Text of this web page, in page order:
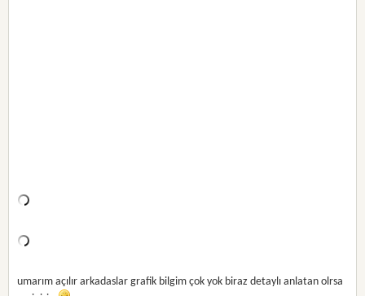
umarım açılır arkadaslar grafik bilgim çok yok biraz detaylı anlatan olrsa